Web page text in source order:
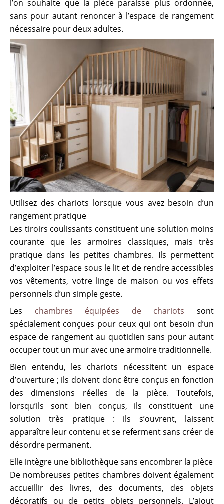
l’on souhaite que la pièce paraisse plus ordonnée,
sans pour autant renoncer à l’espace de rangement
nécessaire pour deux adultes.
Utilisez des chariots lorsque vous avez besoin d’un
rangement pratique
Les tiroirs coulissants constituent une solution moins
courante que les armoires classiques, mais très
pratique dans les petites chambres. Ils permettent
d’exploiter l’espace sous le lit et de rendre accessibles
vos vêtements, votre linge de maison ou vos effets
personnels d’un simple geste.
Les chambres équipées de chariots sont
spécialement conçues pour ceux qui ont besoin d’un
espace de rangement au quotidien sans pour autant
occuper tout un mur avec une armoire traditionnelle.
Bien entendu, les chariots nécessitent un espace
d’ouverture ; ils doivent donc être conçus en fonction
des dimensions réelles de la pièce. Toutefois,
lorsqu’ils sont bien conçus, ils constituent une
solution très pratique : ils s’ouvrent, laissent
apparaître leur contenu et se referment sans créer de
désordre permanent.
Elle intègre une bibliothèque sans encombrer la pièce
De nombreuses petites chambres doivent également
accueillir des livres, des documents, des objets
décoratifs ou de petits objets personnels. L’ajout